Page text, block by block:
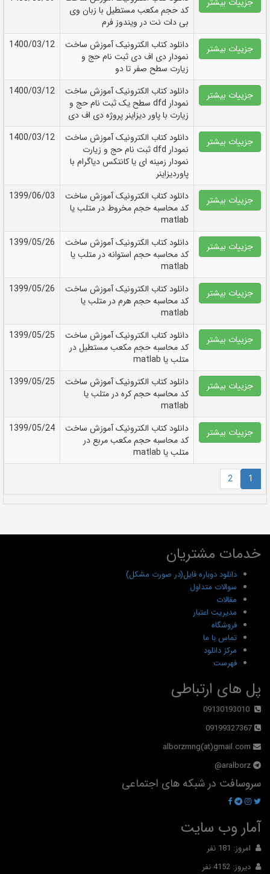
کد حجم مکعب مستطیل با زبان وی
بی دات نت در ویندوز فرم
جزییات بیشتر
دانلود کتاب الکترونيک آموزش ساخت
نمودار دی اف دی ثبت نام حج و
زیارت سطح صفر تا دو
1400/03/12
جزییات بیشتر
دانلود کتاب الکترونيک آموزش ساخت
نمودار dfd سطح یک ثبت نام حج و
زیارت با پاور دیزاینر پروژه دی اف دی
1400/03/12
جزییات بیشتر
دانلود کتاب الکترونيک آموزش ساخت
نمودار dfd ثبت نام حج و زیارت
نمودار زمینه ای یا کانتکس دیاگرام با
پاوردیزاینر
1400/03/12
جزییات بیشتر
دانلود کتاب الکترونيک آموزش ساخت
کد محاسبه حجم مخروط در متلب یا
matlab
1399/06/03
جزییات بیشتر
دانلود کتاب الکترونيک آموزش ساخت
کد محاسبه حجم استوانه در متلب یا
matlab
1399/05/26
جزییات بیشتر
دانلود کتاب الکترونيک آموزش ساخت
کد محاسبه حجم هرم در متلب یا
matlab
1399/05/26
جزییات بیشتر
دانلود کتاب الکترونيک آموزش ساخت
کد محاسبه حجم مکعب مستطیل در
متلب یا matlab
1399/05/25
جزییات بیشتر
دانلود کتاب الکترونيک آموزش ساخت
کد محاسبه حجم کره در متلب یا
matlab
1399/05/25
جزییات بیشتر
دانلود کتاب الکترونيک آموزش ساخت
کد محاسبه حجم مکعب مربع در
متلب یا matlab
1399/05/24
1
2
خدمات مشتریان
دانلود دوباره فایل(در صورت مشکل)
سوالات متداول
مقالات
مدیریت اعتبار
فروشگاه
تماس با ما
مرکز دانلود
فهرست
پل های ارتباطی
09130193010
09199327367
alborzmng(at)gmail.com
aralborz@
سروسافت در شبکه های اجتماعی
آمار وب سایت
امروز: 181 نفر
دیروز: 4152 نفر